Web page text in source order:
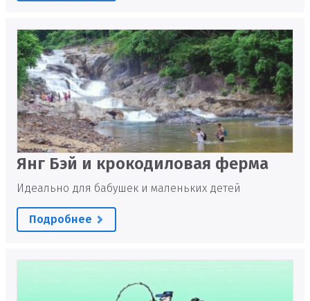
Янг Бэй и крокодиловая ферма
Идеально для бабушек и маленьких детей
Подробнее